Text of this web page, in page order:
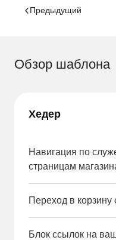
Предыдущий
Обзор шаблона
Хедер
Навигация по
страницам
Переход в корзину
Блок ссылок на